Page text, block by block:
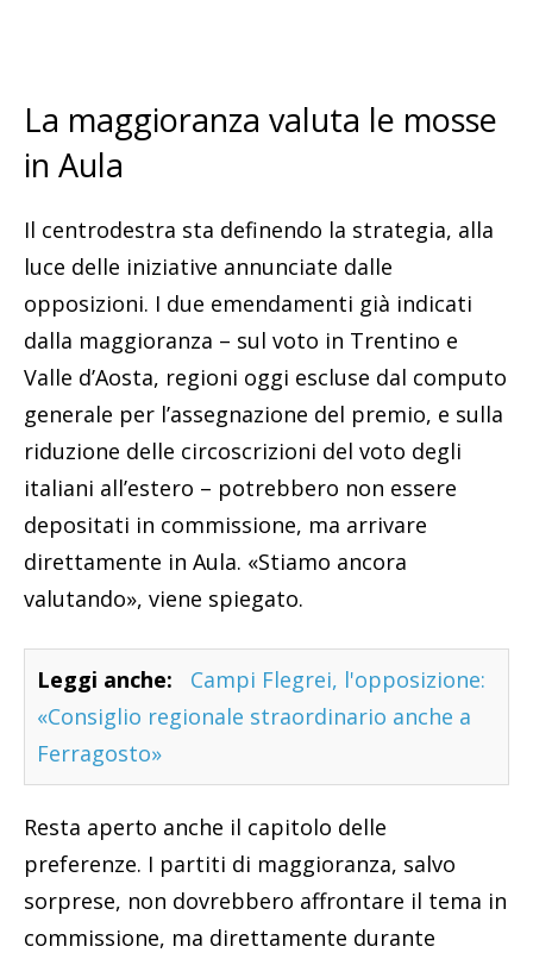
La maggioranza valuta le mosse
in Aula
Il centrodestra sta definendo la strategia, alla
luce delle iniziative annunciate dalle
opposizioni. I due emendamenti già indicati
dalla maggioranza – sul voto in Trentino e
Valle d’Aosta, regioni oggi escluse dal computo
generale per l’assegnazione del premio, e sulla
riduzione delle circoscrizioni del voto degli
italiani all’estero – potrebbero non essere
depositati in commissione, ma arrivare
direttamente in Aula. «Stiamo ancora
valutando», viene spiegato.
Leggi anche:
Campi Flegrei, l'opposizione:
«Consiglio regionale straordinario anche a
Ferragosto»
Resta aperto anche il capitolo delle
preferenze. I partiti di maggioranza, salvo
sorprese, non dovrebbero affrontare il tema in
commissione, ma direttamente durante